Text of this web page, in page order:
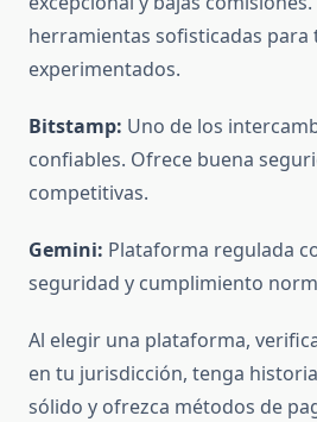
herramientas sofisticadas para
experimentados.
Bitstamp: Uno de los
confiables. Ofrece buena
competitivas.
Gemini: Plataforma regulada
seguridad y cumplimiento
Al elegir una plataforma,
en tu jurisdicción, tenga
sólido y ofrezca métodos de